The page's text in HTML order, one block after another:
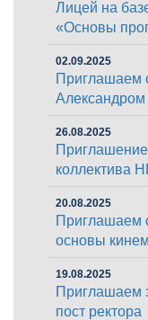
Лицей на
«Основы
02.09.2025
Приглашаем
26.08.2025
коллектива
20.08.2025
Приглашаем
основы
19.08.2025
Приглашаем
пост ректора